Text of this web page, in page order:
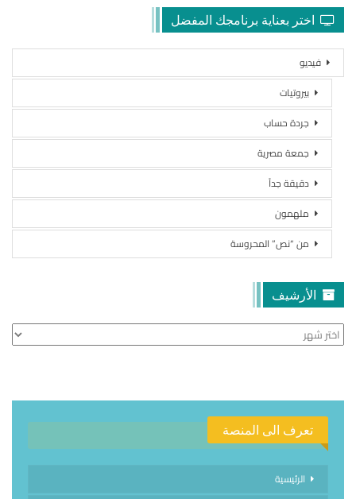
اختر بعناية برنامجك المفضل
فيديو
بيروتيات
جردة حساب
جمعة مصرية
دقيقة جداً
ملهمون
من “نص” المحروسة
الأرشيف
الأرشيف
تعرف الى المنصة
الرئيسية